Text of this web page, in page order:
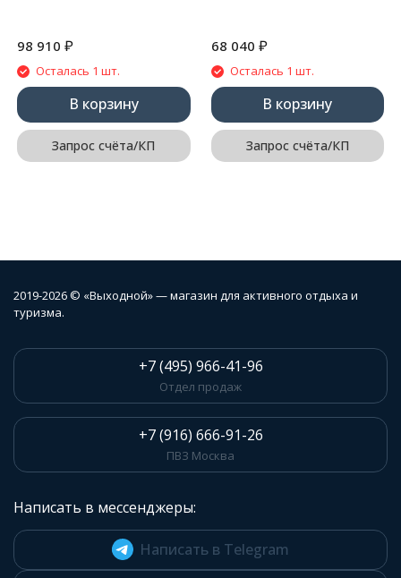
98 910 ₽
Осталась 1 шт.
В корзину
Запрос счёта/КП
68 040 ₽
Осталась 1 шт.
В корзину
Запрос счёта/КП
2019-2026 © «Выходной» — магазин для активного отдыха и
туризма.
+7 (495) 966-41-96
Отдел продаж
+7 (916) 666-91-26
ПВЗ Москва
Написать в мессенджеры:
Написать в Telegram